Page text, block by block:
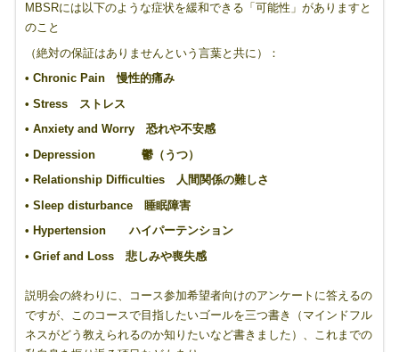
MBSRには以下のような症状を緩和できる「可能性」がありますと
のこと
（絶対の保証はありませんという言葉と共に）：
• Chronic Pain 慢性的痛み
• Stress ストレス
• Anxiety and Worry 恐れや不安感
• Depression 鬱（うつ）
• Relationship Difficulties 人間関係の難しさ
• Sleep disturbance 睡眠障害
• Hypertension ハイパーテンション
• Grief and Loss 悲しみや喪失感
説明会の終わりに、コース参加希望者向けのアンケートに答えるの
ですが、このコースで目指したいゴールを三つ書き（マインドフル
ネスがどう教えられるのか知りたいなど書きました）、これまでの